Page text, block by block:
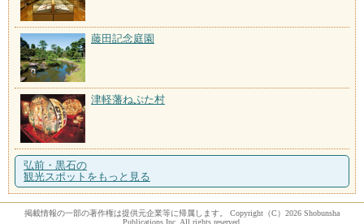
藤田記念庭園
津軽藩ねぷた村
弘前・黒石の
観光スポットをもっと見る
掲載情報の一部の著作権は提供元企業等に帰属します。 Copyright（C）2026 Shobunsha
Publications,Inc. All rights reserved.